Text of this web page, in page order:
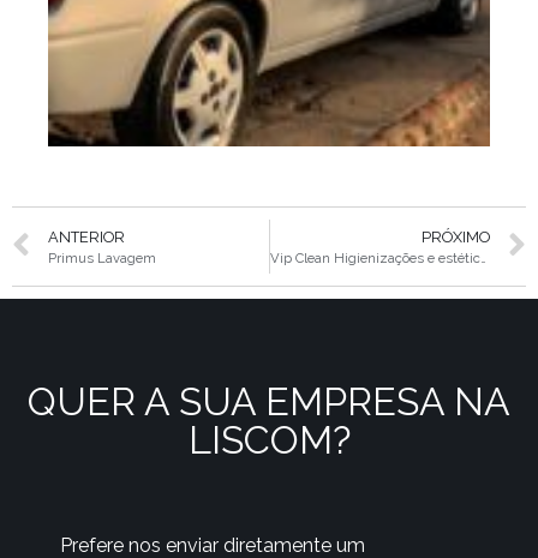
ANTERIOR
Primus Lavagem
PRÓXIMO
Vip Clean Higienizações e estética automotiva
QUER A SUA EMPRESA NA
LISCOM?
Prefere nos enviar diretamente um